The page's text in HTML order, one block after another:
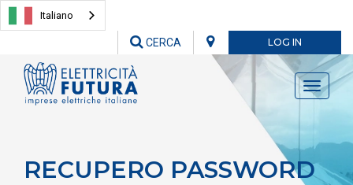
Italiano
LOG IN
CERCA
Toggle
RECUPERO PASSWORD